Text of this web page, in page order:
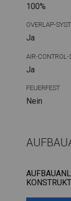
100%
OVERLAP-
Ja
AIR-CONTROL-
Ja
FEUERFEST
Nein